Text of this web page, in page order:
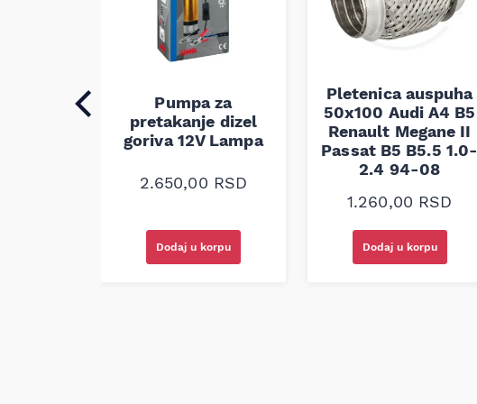
Pumpa za
pretakanje dizel
goriva 12V Lampa
2.650,00 RSD
Dodaj u korpu
Pletenica auspuha
50x100 Audi A4 B5
Renault Megane II
Passat B5 B5.5 1.0-
2.4 94-08
1.260,00 RSD
Dodaj u korpu